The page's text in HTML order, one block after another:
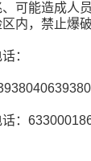
可能造成人
内，禁止爆
：
：